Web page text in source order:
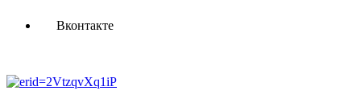
Вконтакте